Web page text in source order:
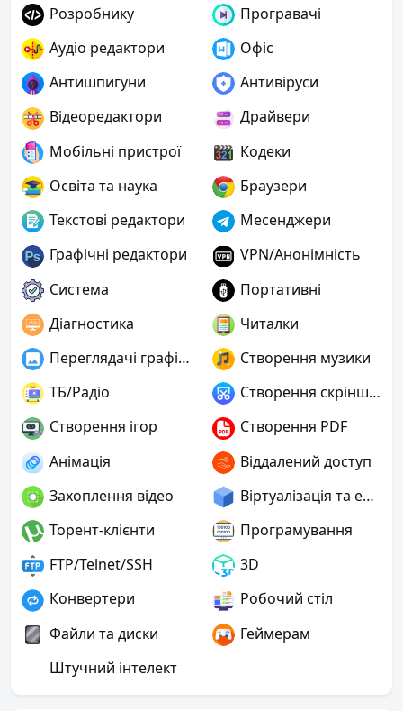
Розробнику
Програвачі
Аудіо редактори
Офіс
Антишпигуни
Антивіруси
Відеоредактори
Драйвери
Мобільні пристрої
Кодеки
Освіта та наука
Браузери
Текстові редактори
Месенджери
Графічні редактори
VPN/Анонімність
Система
Портативні
Діагностика
Читалки
Переглядачі графіки
Створення музики
ТБ/Радіо
Створення скріншотів
Створення ігор
Створення PDF
Анімація
Віддалений доступ
Захоплення відео
Віртуалізація та емуляція
Торент-клієнти
Програмування
FTP/Telnet/SSH
3D
Конвертери
Робочий стіл
Файли та диски
Геймерам
Штучний інтелект